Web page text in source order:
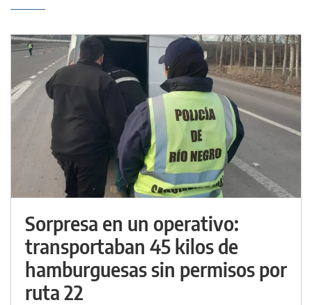
Sorpresa en un operativo:
transportaban 45 kilos de
hamburguesas sin permisos por
ruta 22